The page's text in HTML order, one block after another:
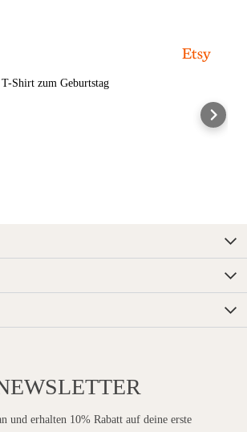
T-Shirt zum Geburtstag
und erhalten 10% Rabatt auf deine erste